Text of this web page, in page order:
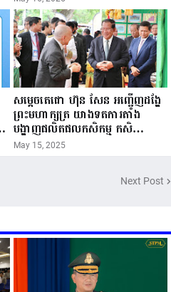
សម្តេចតេជោ ហ៊ុន សែន អញ្ជើញដង្ហែ
ព្រះមហាក្សត្រ យាងទតការតាំង
បង្ហាញផលិតផលកសិកម្ម កសិ
ឧស្សាហកម្ម និងសិប្បកម្ម ក្នុងព្រះរាជ
May 15, 2025
Next Post